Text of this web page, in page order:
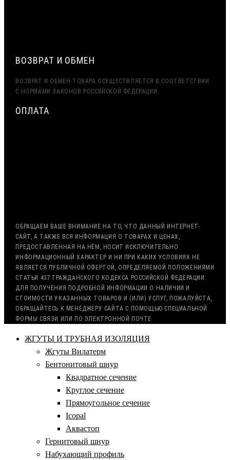
ВОЗВРАТ И ОБМЕН
ВОЗВРАТ И ОБМЕН ТОВАРА ОСУЩЕСТВЛЯЕТСЯ В СООТВЕТСТВИИ
С НОРМАМИ ЗАКОНОВ РОССИЙСКОЙ ФЕДЕРАЦИИ.
ОПЛАТА
ОБРАЩАЕМ ВАШЕ ВНИМАНИЕ НА ТО, ЧТО ДАННЫЙ ИНТЕРНЕТ-
САЙТ, А ТАКЖЕ ВСЯ ИНФОРМАЦИЯ О ТОВАРАХ И ЦЕНАХ,
ПРЕДОСТАВЛЕННАЯ НА НЁМ, НОСИТ ИСКЛЮЧИТЕЛЬНО
ИНФОРМАЦИОННЫЙ ХАРАКТЕР И НИ ПРИ КАКИХ УСЛОВИЯХ НЕ
ЯВЛЯЕТСЯ ПУБЛИЧНОЙ ОФЕРТОЙ, ОПРЕДЕЛЯЕМОЙ ПОЛОЖЕНИЯМИ
СТАТЬИ 437 ГРАЖДАНСКОГО КОДЕКСА РОССИЙСКОЙ ФЕДЕРАЦИИ.
ДЛЯ ПОЛУЧЕНИЯ ПОДРОБНОЙ ИНФОРМАЦИИ О НАЛИЧИИ И
СТОИМОСТИ УКАЗАННЫХ ТОВАРОВ И (ИЛИ) УСЛУГ, ПОЖАЛУЙСТА,
ОБРАЩАЙТЕСЬ К МЕНЕДЖЕРУ САЙТА С ПОМОЩЬЮ СПЕЦИАЛЬНОЙ
ФОРМЫ СВЯЗИ ИЛИ ПО ЭЛЕКТРОННОЙ ПОЧТЕ
ЖГУТЫ И ТРУБНАЯ ИЗОЛЯЦИЯ
Жгуты Вилатерм
Бентонитовый шнур
Квадратное сечение
Круглое сечение
Прямоугольное сечение
Icopal
Аквастоп
Гернитовый шнур
Набухающий профиль